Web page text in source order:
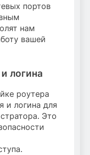
портов
нам
вашей
логина
роутера
и логина для
Это